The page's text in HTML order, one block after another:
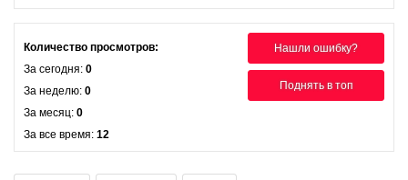
Нашли ошибку?
Поднять в топ
Количество просмотров:
За сегодня: 0
За неделю: 0
За месяц: 0
За все время: 12